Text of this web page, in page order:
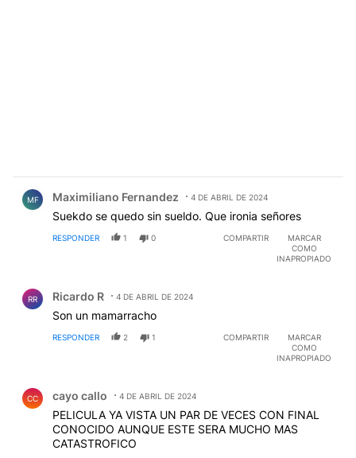
MF Maximiliano Fernandez 4 DE ABRIL DE 2024
Suekdo se quedo sin sueldo. Que ironia señores
RESPONDER 1 0 COMPARTIR
MARCAR
COMO
INAPROPIADO
RR Ricardo R 4 DE ABRIL DE 2024
Son un mamarracho
RESPONDER 2 1 COMPARTIR
MARCAR
COMO
INAPROPIADO
CC cayo callo 4 DE ABRIL DE 2024
PELICULA YA VISTA UN PAR DE VECES CON FINAL
CONOCIDO AUNQUE ESTE SERA MUCHO MAS
CATASTROFICO